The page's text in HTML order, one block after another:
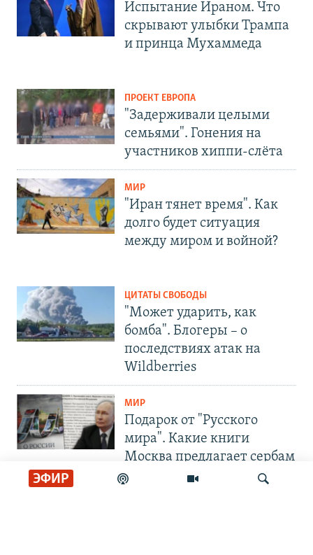
ЭФИР
Испытание Ираном. Что
скрывают улыбки Трампа
и принца Мухаммеда
ПРОЕКТ ЕВРОПА
"Задерживали целыми
семьями". Гонения на
участников хиппи-слёта
МИР
"Иран тянет время". Как
долго будет ситуация
между миром и войной?
ЦИТАТЫ СВОБОДЫ
"Может ударить, как
бомба". Блогеры – о
последствиях атак на
Wildberries
МИР
Подарок от "Русского
мира". Какие книги
Москва предлагает сербам